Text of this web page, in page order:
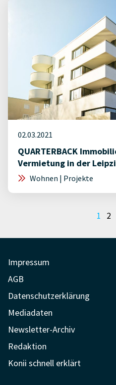
02.03.2021
QUARTERBACK
Vermietung in der
Wohnen | Projekte
1 2
Impressum
AGB
Datenschutzerklärung
Mediadaten
Newsletter-Archiv
Redaktion
Konii schnell erklärt